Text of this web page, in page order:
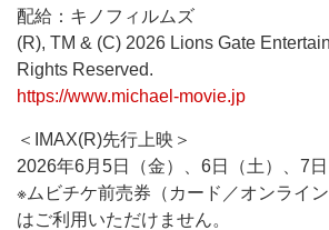
配給：キノフィルムズ
(R), TM & (C) 2026 Lions Gate
Rights Reserved.
https://www.michael-movie.jp
＜IMAX(R)先行上映＞
2026年6月5日（金）、6日（土）、7日
※ムビチケ前売券（カード／オンライ
はご利用いただけません。